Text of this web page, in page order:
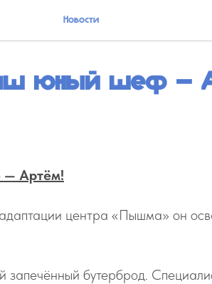
Новости
юный шеф —
— Артём!
центра «Пышма» он
запечённый бутерброд.